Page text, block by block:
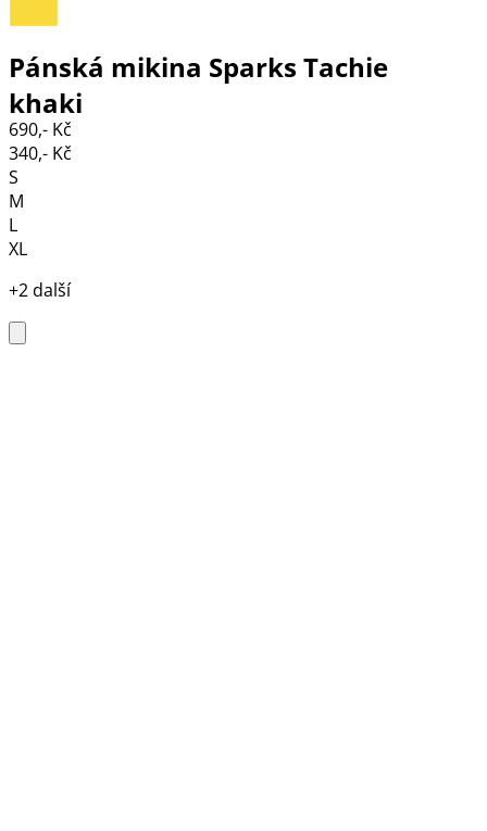
Pánská mikina Sparks Tachie
khaki
690,- Kč
340,- Kč
S
M
L
XL
+2 další